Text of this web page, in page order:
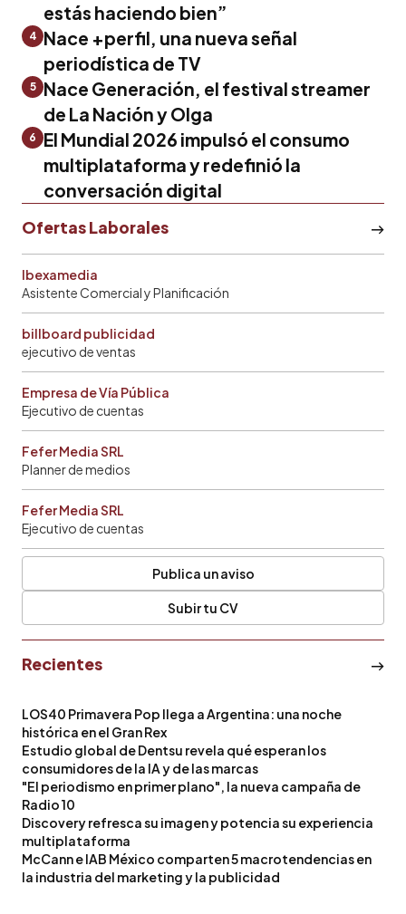
estás haciendo bien”
4 Nace +perfil, una nueva señal
periodística de TV
5
Nace Generación, el festival streamer
de La Nación y Olga
6
El Mundial 2026 impulsó el consumo
multiplataforma y redefinió la
conversación digital
Ofertas Laborales
Ibexamedia
Asistente Comercial y Planificación
billboard publicidad
ejecutivo de ventas
Empresa de Vía Pública
Ejecutivo de cuentas
Fefer Media SRL
Planner de medios
Fefer Media SRL
Ejecutivo de cuentas
Publica un aviso
Subir tu CV
Recientes
LOS40 Primavera Pop llega a Argentina: una noche
histórica en el Gran Rex
Estudio global de Dentsu revela qué esperan los
consumidores de la IA y de las marcas
"El periodismo en primer plano", la nueva campaña de
Radio 10
Discovery refresca su imagen y potencia su experiencia
multiplataforma
McCann e IAB México comparten 5 macrotendencias en
la industria del marketing y la publicidad